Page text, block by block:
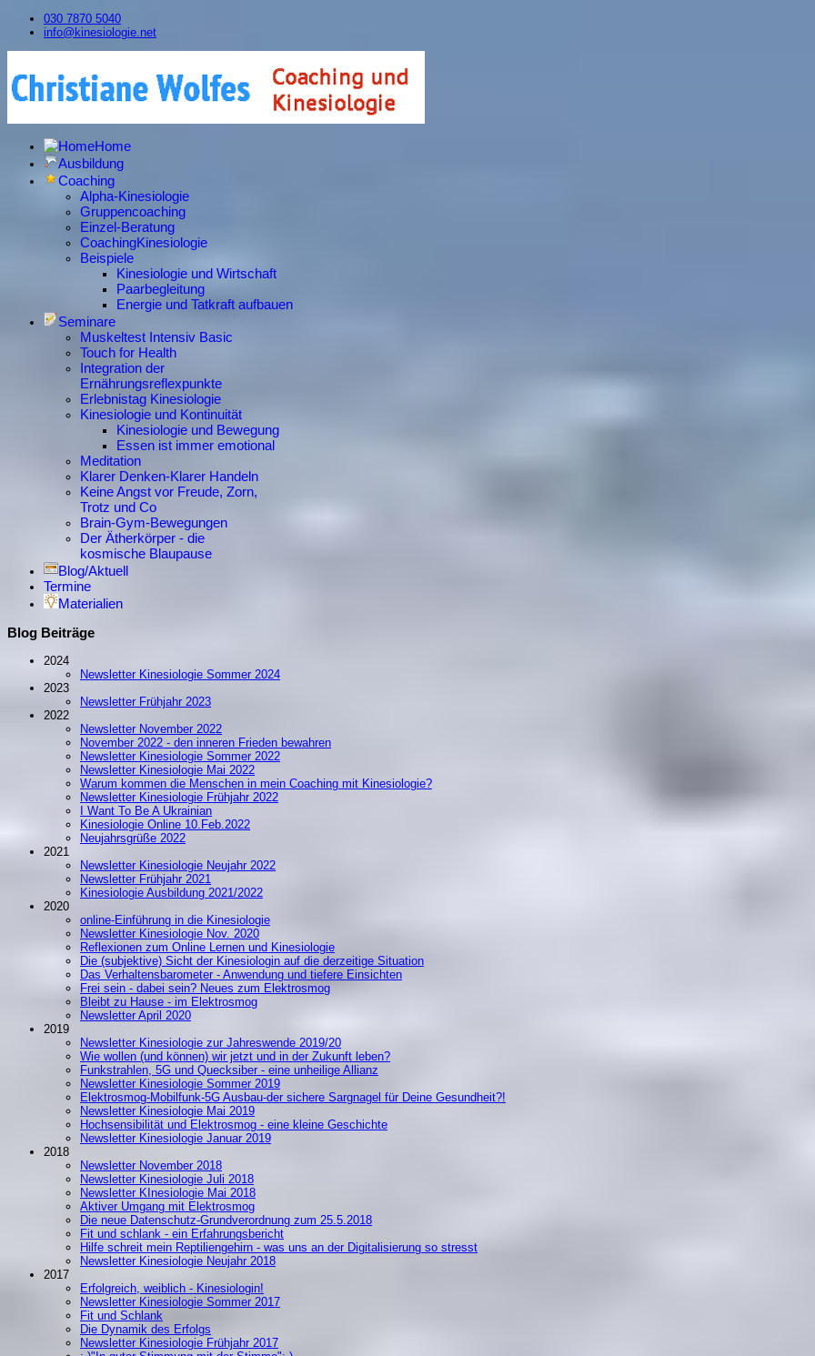
030 7870 5040
info@kinesiologie.net
Home
Ausbildung
Coaching
Alpha-Kinesiologie
Gruppencoaching
Einzel-Beratung
CoachingKinesiologie
Beispiele
Kinesiologie und Wirtschaft
Paarbegleitung
Energie und Tatkraft aufbauen
Seminare
Muskeltest Intensiv Basic
Touch for Health
Integration der
Ernährungsreflexpunkte
Erlebnistag Kinesiologie
Kinesiologie und Kontinuität
Kinesiologie und Bewegung
Essen ist immer emotional
Meditation
Klarer Denken-Klarer Handeln
Keine Angst vor Freude, Zorn,
Trotz und Co
Brain-Gym-Bewegungen
Der Ätherkörper - die
kosmische Blaupause
Blog/Aktuell
Termine
Materialien
Blog Beiträge
2024
Newsletter Kinesiologie Sommer 2024
2023
Newsletter Frühjahr 2023
2022
Newsletter November 2022
November 2022 - den inneren Frieden bewahren
Newsletter Kinesiologie Sommer 2022
Newsletter Kinesiologie Mai 2022
Warum kommen die Menschen in mein Coaching mit Kinesiologie?
Newsletter Kinesiologie Frühjahr 2022
I Want To Be A Ukrainian
Kinesiologie Online 10.Feb.2022
Neujahrsgrüße 2022
2021
Newsletter Kinesiologie Neujahr 2022
Newsletter Frühjahr 2021
Kinesiologie Ausbildung 2021/2022
2020
online-Einführung in die Kinesiologie
Newsletter Kinesiologie Nov. 2020
Reflexionen zum Online Lernen und Kinesiologie
Die (subjektive) Sicht der Kinesiologin auf die derzeitige Situation
Das Verhaltensbarometer - Anwendung und tiefere Einsichten
Frei sein - dabei sein? Neues zum Elektrosmog
Bleibt zu Hause - im Elektrosmog
Newsletter April 2020
2019
Newsletter Kinesiologie zur Jahreswende 2019/20
Wie wollen (und können) wir jetzt und in der Zukunft leben?
Funkstrahlen, 5G und Quecksiber - eine unheilige Allianz
Newsletter Kinesiologie Sommer 2019
Elektrosmog-Mobilfunk-5G Ausbau-der sichere Sargnagel für Deine Gesundheit?!
Newsletter Kinesiologie Mai 2019
Hochsensibilität und Elektrosmog - eine kleine Geschichte
Newsletter Kinesiologie Januar 2019
2018
Newsletter November 2018
Newsletter Kinesiologie Juli 2018
Newsletter KInesiologie Mai 2018
Aktiver Umgang mit Elektrosmog
Die neue Datenschutz-Grundverordnung zum 25.5.2018
Fit und schlank - ein Erfahrungsbericht
Hilfe schreit mein Reptiliengehirn - was uns an der Digitalisierung so stresst
Newsletter Kinesiologie Neujahr 2018
2017
Erfolgreich, weiblich - Kinesiologin!
Newsletter Kinesiologie Sommer 2017
Fit und Schlank
Die Dynamik des Erfolgs
Newsletter Kinesiologie Frühjahr 2017